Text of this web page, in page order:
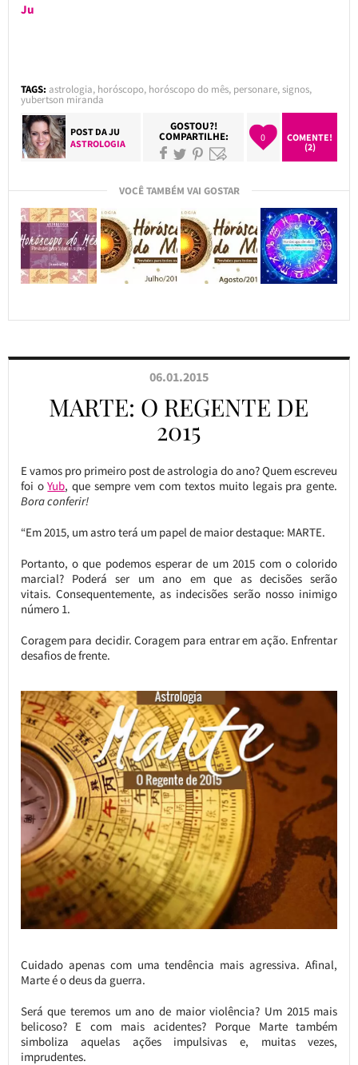
Ju
TAGS: astrologia, horóscopo, horóscopo do mês, personare,signos,
yubertson miranda
POST DAJU
ASTROLOGIA
GOSTOU?!
COMPARTILHE: 0
COMENTE!
(2)
VOCÊ TAMBÉM VAI GOSTAR
06.01.2015
MARTE: O REGENTE DE
2015
E vamos pro primeiro post de astrologia do ano? Quem escreveu
foi oYub, que sempre vem com textos muito legais pra gente.
Bora conferir!
“Em 2015, um astro terá um papel de maior destaque: MARTE.
Portanto, o que podemos esperar de um 2015 com o colorido
marcial? Poderá ser um ano em que as decisões serão
vitais. Consequentemente, as indecisões serão nosso inimigo
número 1.
Coragem para decidir. Coragem para entrar em ação. Enfrentar
desafios de frente.
Cuidado apenas com uma tendência mais agressiva. Afinal,
Marte é o deus da guerra.
Será que teremos um ano de maior violência? Um 2015 mais
belicoso? E com mais acidentes? Porque Marte também
simboliza aquelas ações impulsivas e, muitas vezes,
imprudentes.